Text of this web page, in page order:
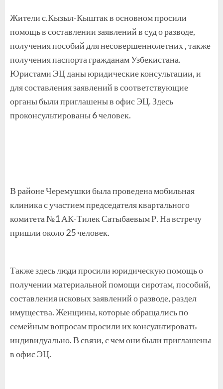
Жители с.Кызыл-Кыштак в основном просили
помощь в составлении заявлений в суд о разводе,
получения пособий для несовершеннолетних , также
получения паспорта гражданам Узбекистана.
Юристами ЭЦ даны юридические консультации, и
для составления заявлений в соответствующие
органы были приглашены в офис ЭЦ. Здесь
проконсультированы 6 человек.
В районе Черемушки была проведена мобильная
клиника с участием председателя квартального
комитета №1 АК-Тилек Сатыбаевым Р. На встречу
пришли около 25 человек.
Также здесь люди просили юридическую помощь о
получении материальной помощи сиротам, пособий,
составления исковых заявлений о разводе, раздел
имущества. Женщины, которые обращались по
семейным вопросам просили их консультировать
индивидуально. В связи, с чем они были приглашены
в офис ЭЦ.